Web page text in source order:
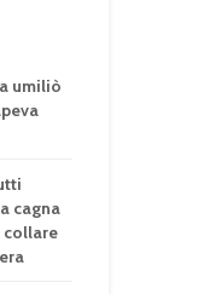
umiliò
cagna
collare